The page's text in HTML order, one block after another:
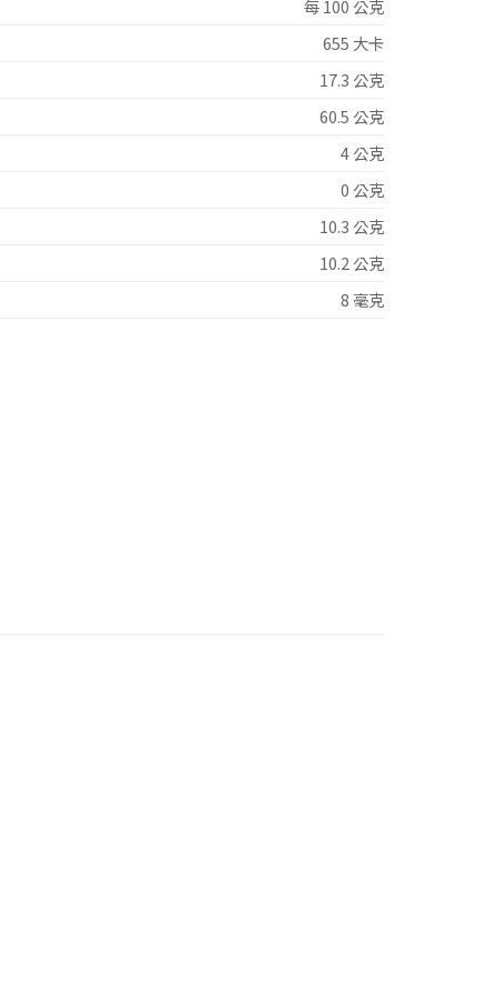
每 100 公克
655 大卡
17.3 公克
60.5 公克
4 公克
0 公克
10.3 公克
10.2 公克
8 毫克